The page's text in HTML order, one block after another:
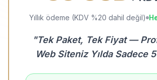
Yıllık ödeme (KDV %20 dahil değil)
"Tek Paket, Tek Fiyat —
Web Siteniz Yılda Sadece